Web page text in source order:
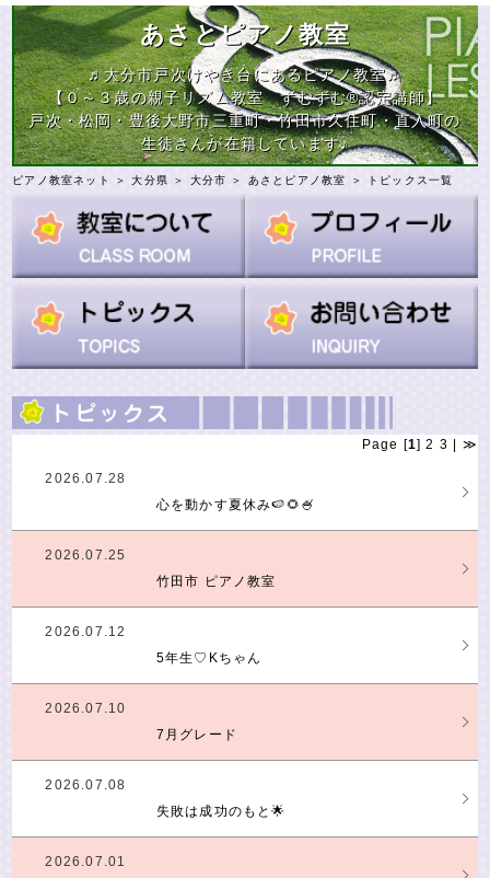
あさとピアノ教室
♬大分市戸次けやき台にあるピアノ教室♬
【０～３歳の親子リズム教室 ずむずむ®認定講師】
戸次・松岡・豊後大野市三重町・竹田市久住町・直入町の
生徒さんが在籍しています♪
ピアノ教室ネット ＞大分県 ＞ 大分市 ＞ あさとピアノ教室 ＞ トピックス一覧
Page [1]2 3 | ≫
2026.07.28
心を動かす夏休み🍉🌻🍧
2026.07.25
竹田市 ピアノ教室
2026.07.12
5年生♡Kちゃん
2026.07.10
7月グレード
2026.07.08
失敗は成功のもと🌟
2026.07.01